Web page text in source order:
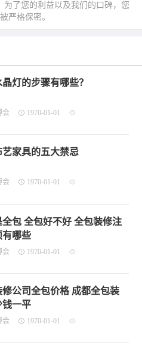
了您的利益以及我们的口碑，您
严格保密。
灯的步骤有哪些？
会 1970-01-01
艺家具的五大禁忌
会 1970-01-01
全包 全包好不好 全包装修注
有哪些
会 1970-01-01
修公司全包价格 成都全包装
钱一平
会 1970-01-01